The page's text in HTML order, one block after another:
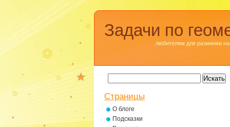
Задачи по
любителям для разминки на
Страницы
О блоге
Подсказки